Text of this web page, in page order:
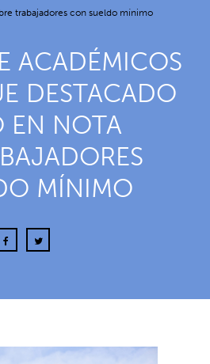
trabajadores con sueldo mínimo
ACADÉMICOS
DESTACADO
EN NOTA
MÍNIMO